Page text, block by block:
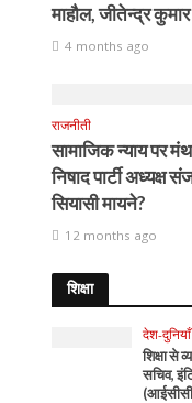
माहौल, जीतेन्द्र
4 months ago
राजनीती
सामाजिक न्याय पर
निषाद पार्टी अध्यक्ष
सियासी मायने?
12 months ago
शिक्षा
देश-दुनियाँ
शिक्षा से
सचिव,